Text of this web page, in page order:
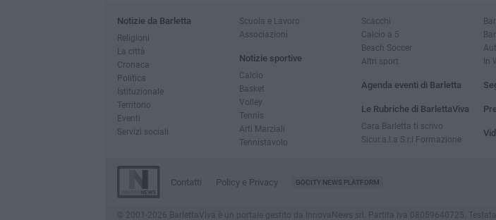
Notizie da Barletta
Religioni
La città
Cronaca
Politica
Istituzionale
Territorio
Eventi
Servizi sociali
Scuola e Lavoro
Associazioni
Notizie sportive
Calcio
Basket
Volley
Tennis
Arti Marziali
Tennistavolo
Scacchi
Calcio a 5
Beach Soccer
Altri sport
Agenda eventi di Barletta
Le Rubriche di BarlettaViva
Cara Barletta ti scrivo
Sicur.a.l.a S.r.l Formazione
In
Contatti Policy e Privacy GOCITY NEWS PLATFORM
© 2001-2026 BarlettaViva è un portale gestito da InnovaNews srl. Partita iva 08059640725.